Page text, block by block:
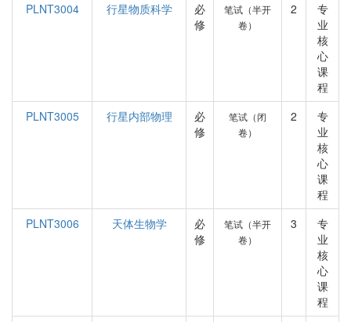
PLNT3004 行星物质科学
必
修
笔试（半开
卷）
2
专
业
核
心
课
程
PLNT3005
行星内部物理
必
修
笔试（闭
卷）
2
专
业
核
心
课
程
PLNT3006
天体生物学
必
修
笔试（半开
卷）
3
专
业
核
心
课
程